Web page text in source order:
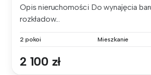
Opis nieruchomości Do wynajęcia
rozkładow...
2 pokoi Mieszkanie
2 100 zł